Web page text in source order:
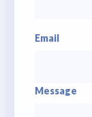
Email
Message